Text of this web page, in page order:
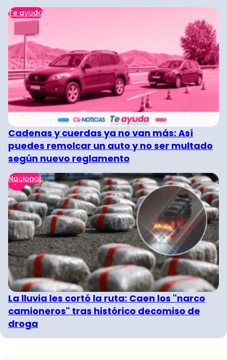
Te ayuda
Cadenas y cuerdas ya no van más: Así
puedes remolcar un auto y no ser multado
según nuevo reglamento
Nacional
La lluvia les cortó la ruta: Caen los "narco
camioneros" tras histórico decomiso de
droga